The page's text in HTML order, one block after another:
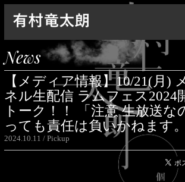
Top
News
Live
Media
Profile
Discography
News
【メディア情報】10/21(月)
ネル生配信 ラムフェス2024
トーク！！ 「注意 生放送な
っても責任は負いかねます
2024.10.11 Pickup